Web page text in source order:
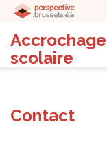
Accrochage
scolaire
Contact